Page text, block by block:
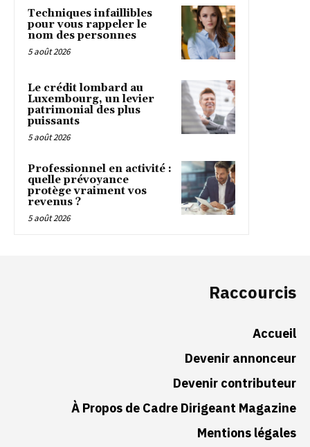
Techniques infaillibles
pour vous rappeler le
nom des personnes
5 août 2026
Le crédit lombard au
Luxembourg, un levier
patrimonial des plus
puissants
5 août 2026
Professionnel en activité :
quelle prévoyance
protège vraiment vos
revenus ?
5 août 2026
Raccourcis
Accueil
Devenir annonceur
Devenir contributeur
À Propos de Cadre Dirigeant Magazine
Mentions légales